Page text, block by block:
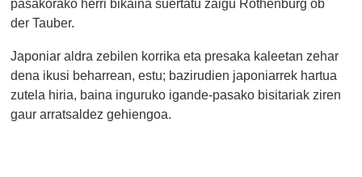
pasakorako herri bikaina suertatu zaigu Rothenburg ob
der Tauber.
Japoniar aldra zebilen korrika eta presaka kaleetan zehar
dena ikusi beharrean, estu; bazirudien japoniarrek hartua
zutela hiria, baina inguruko igande-pasako bisitariak ziren
gaur arratsaldez gehiengoa.